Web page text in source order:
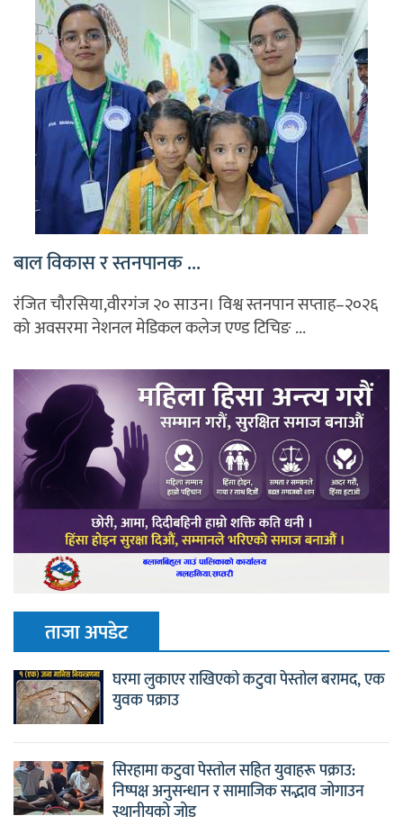
बाल विकास र स्तनपानक ...
रंजित चौरसिया,वीरगंज २० साउन। विश्व स्तनपान सप्ताह–२०२६
को अवसरमा नेशनल मेडिकल कलेज एण्ड टिचिङ ...
ताजा अपडेट
घरमा लुकाएर राखिएको कटुवा पेस्तोल बरामद, एक
युवक पक्राउ
सिरहामा कटुवा पेस्तोल सहित युवाहरू पक्राउ:
निष्पक्ष अनुसन्धान र सामाजिक सद्भाव जोगाउन
स्थानीयको जोड